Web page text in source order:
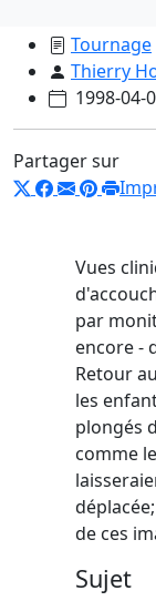
Tournage
Thierry
1998-04-
Partager sur
Vues
par
encore -
Retour
les
plongés
comme le
de ces
Sujet